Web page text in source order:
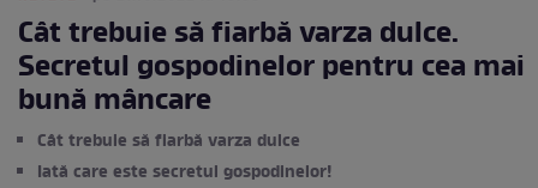
Cât trebuie să fiarbă varza dulce.
Secretul gospodinelor pentru cea mai
bună mâncare
Cât trebuie să fiarbă varza dulce
Iată care este secretul gospodinelor!